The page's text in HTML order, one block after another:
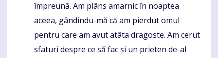
împreună. Am plâns amarnic în noaptea
aceea, gândindu-mă că am pierdut omul
pentru care am avut atâta dragoste. Am cerut
sfaturi despre ce să fac și un prieten de-al